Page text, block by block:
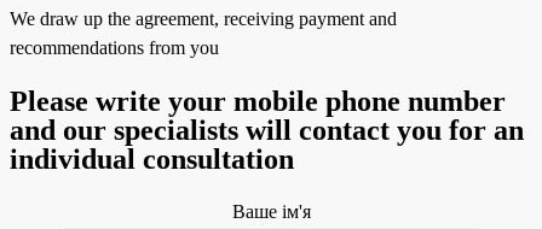
We draw up the agreement, receiving payment and
recommendations from you
Please write your mobile phone number
and our specialists will contact you for an
individual consultation
Ваше ім'я